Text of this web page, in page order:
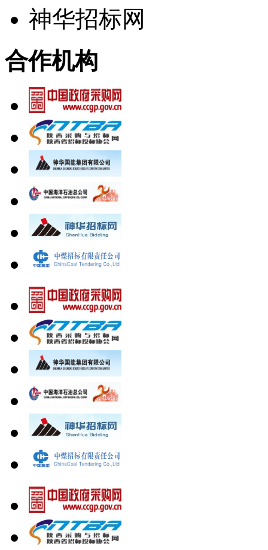
神华招标网
合作机构